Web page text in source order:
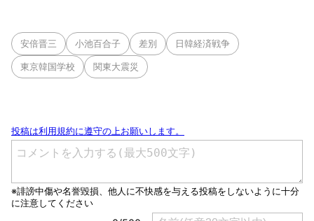
安倍晋三 小池百合子 差別 日韓経済戦争
東京韓国学校 関東大震災